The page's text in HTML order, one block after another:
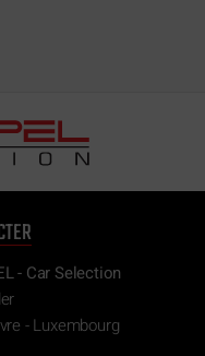
- Car Selection
- Luxembourg